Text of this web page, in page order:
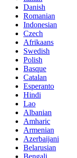
Danish
Romanian
Indonesian
Czech
Afrikaans
Swedish
Polish
Basque
Catalan
Esperanto
Hindi
Lao
Albanian
Amharic
Armenian
Azerbaijani
Belarusian